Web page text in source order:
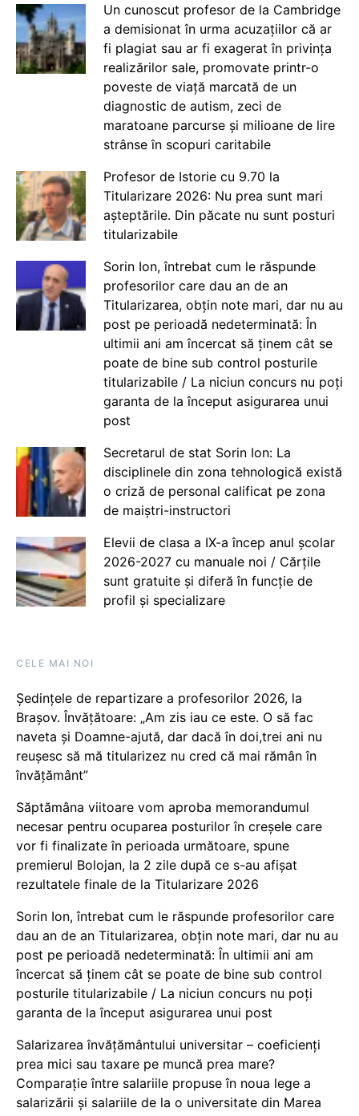
Un cunoscut profesor de la Cambridge
a demisionat în urma acuzațiilor că ar
fi plagiat sau ar fi exagerat în privința
realizărilor sale, promovate printr-o
poveste de viață marcată de un
diagnostic de autism, zeci de
maratoane parcurse și milioane de lire
strânse în scopuri caritabile
Profesor de Istorie cu 9.70 la
Titularizare 2026: Nu prea sunt mari
așteptările. Din păcate nu sunt posturi
titularizabile
Sorin Ion, întrebat cum le răspunde
profesorilor care dau an de an
Titularizarea, obțin note mari, dar nu au
post pe perioadă nedeterminată: În
ultimii ani am încercat să ținem cât se
poate de bine sub control posturile
titularizabile / La niciun concurs nu poți
garanta de la început asigurarea unui
post
Secretarul de stat Sorin Ion: La
disciplinele din zona tehnologică există
o criză de personal calificat pe zona
de maiștri-instructori
Elevii de clasa a IX-a încep anul școlar
2026-2027 cu manuale noi / Cărțile
sunt gratuite și diferă în funcție de
profil și specializare
CELE MAI NOI
Ședințele de repartizare a profesorilor 2026, la
Brașov. Învățătoare: „Am zis iau ce este. O să fac
naveta și Doamne-ajută, dar dacă în doi,trei ani nu
reușesc să mă titularizez nu cred că mai rămân în
învățământ”
Săptămâna viitoare vom aproba memorandumul
necesar pentru ocuparea posturilor în creșele care
vor fi finalizate în perioada următoare, spune
premierul Bolojan, la 2 zile după ce s-au afișat
rezultatele finale de la Titularizare 2026
Sorin Ion, întrebat cum le răspunde profesorilor care
dau an de an Titularizarea, obțin note mari, dar nu au
post pe perioadă nedeterminată: În ultimii ani am
încercat să ținem cât se poate de bine sub control
posturile titularizabile / La niciun concurs nu poți
garanta de la început asigurarea unui post
Salarizarea învățământului universitar – coeficienți
prea mici sau taxare pe muncă prea mare?
Comparație între salariile propuse în noua lege a
salarizării și salariile de la o universitate din Marea